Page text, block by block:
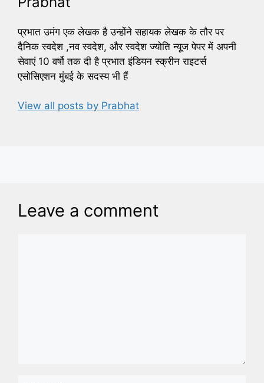
प्रभात उमंग एक लेखक है उन्होंने सहायक लेखक के तौर पर
दैनिक स्वदेश ,नव स्वदेश, और स्वदेश ज्योति न्यूज पेपर में अपनी
सेवाएं 10 वर्षो तक दी है प्रभात इंडियन स्क्रीन राइटर्स
एसोसिएशन मुंबई के सदस्य भी हैं
View all posts by Prabhat
Leave a comment